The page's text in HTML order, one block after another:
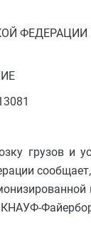
ФЕДЕРАЦИИ
грузов и
КНАУФ-